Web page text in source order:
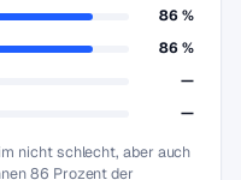
86 %
86 %
—
—
nicht schlecht, aber auch
86 Prozent der